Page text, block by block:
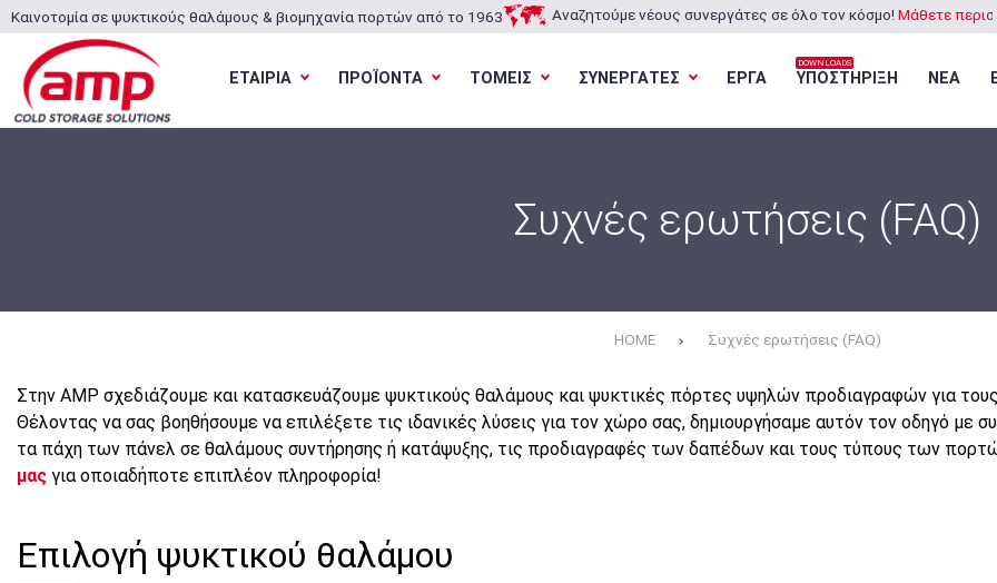
Καινοτομία σε ψυκτικούς θαλάμους & βιομηχανία πορτών από το 1963 Αναζητούμε νέους συνεργάτες σε όλο τον κόσμο! Μάθετε
ΕΤΑΙΡΙΑ ΠΡΟΪΟΝΤΑ ΤΟΜΕΙΣ ΣΥΝΕΡΓΑΤΕΣ ΕΡΓΑ ΥΠΟΣΤΗΡΙΞΗ
DOWNLOADS
ΝΕΑ
Συχνές ερωτήσεις (FAQ)
HOME Συχνές ερωτήσεις (FAQ)
Στην AMP σχεδιάζουμε και κατασκευάζουμε ψυκτικούς θαλάμους και ψυκτικές πόρτες υψηλών προδιαγραφών για
Θέλοντας να σας βοηθήσουμε να επιλέξετε τις ιδανικές λύσεις για τον χώρο σας, δημιουργήσαμε αυτόν τον οδηγό με
τα πάχη των πάνελ σε θαλάμους συντήρησης ή κατάψυξης, τις προδιαγραφές των δαπέδων και τους τύπους των
μας για οποιαδήποτε επιπλέον πληροφορία!
Επιλογή ψυκτικού θαλάμου